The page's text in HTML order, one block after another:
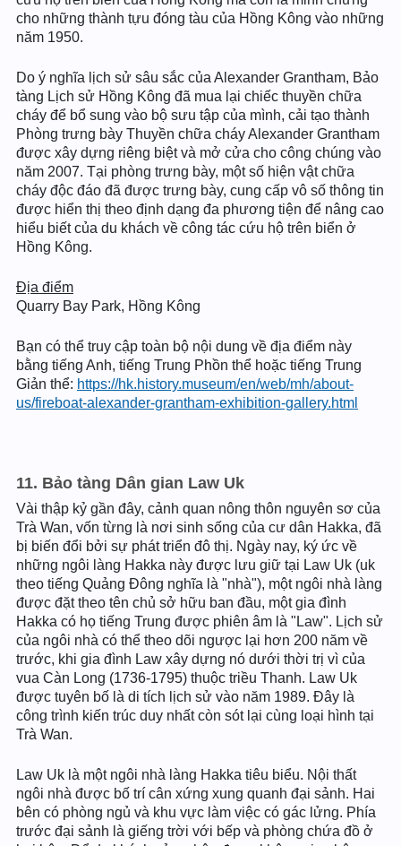
cho những thành tựu đóng tàu của Hồng Kông vào những
năm 1950.
Do ý nghĩa lịch sử sâu sắc của Alexander Grantham, Bảo
tàng Lịch sử Hồng Kông đã mua lại chiếc thuyền chữa
cháy để bổ sung vào bộ sưu tập của mình, cải tạo thành
Phòng trưng bày Thuyền chữa cháy Alexander Grantham
được xây dựng riêng biệt và mở cửa cho công chúng vào
năm 2007. Tại phòng trưng bày, một số hiện vật chữa
cháy độc đáo đã được trưng bày, cung cấp vô số thông tin
được hiển thị theo định dạng đa phương tiện để nâng cao
hiểu biết của du khách về công tác cứu hộ trên biển ở
Hồng Kông.
Địa điểm
Quarry Bay Park, Hồng Kông
Bạn có thể truy cập toàn bộ nội dung về địa điểm này
bằng tiếng Anh, tiếng Trung Phồn thể hoặc tiếng Trung
Giản thể: https://hk.history.museum/en/web/mh/about-
us/fireboat-alexander-grantham-exhibition-gallery.html
11. Bảo tàng Dân gian Law Uk
Vài thập kỷ gần đây, cảnh quan nông thôn nguyên sơ của
Trà Wan, vốn từng là nơi sinh sống của cư dân Hakka, đã
bị biến đổi bởi sự phát triển đô thị. Ngày nay, ký ức về
những ngôi làng Hakka này được lưu giữ tại Law Uk (uk
theo tiếng Quảng Đông nghĩa là "nhà"), một ngôi nhà làng
được đặt theo tên chủ sở hữu ban đầu, một gia đình
Hakka có họ tiếng Trung được phiên âm là "Law". Lịch sử
của ngôi nhà có thể theo dõi ngược lại hơn 200 năm về
trước, khi gia đình Law xây dựng nó dưới thời trị vì của
vua Càn Long (1736-1795) thuộc triều Thanh. Law Uk
được tuyên bố là di tích lịch sử vào năm 1989. Đây là
công trình kiến trúc duy nhất còn sót lại cùng loại hình tại
Trà Wan.
Law Uk là một ngôi nhà làng Hakka tiêu biểu. Nội thất
ngôi nhà được bố trí cân xứng xung quanh đại sảnh. Hai
bên có phòng ngủ và khu vực làm việc có gác lửng. Phía
trước đại sảnh là giếng trời với bếp và phòng chứa đồ ở